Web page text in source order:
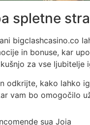
spletne
bigclashcasino.co
in bonuse, kar
za vse ljubitelje
odkrijte, kako lahko
vam bo omogočilo
sua Joia